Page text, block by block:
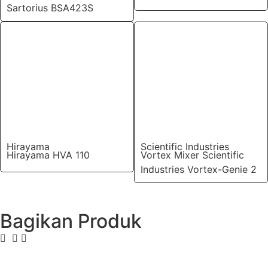
Sartorius BSA423S
Hirayama
Hirayama HVA 110
Scientific Industries
Vortex Mixer Scientific
Industries Vortex-Genie 2
Bagikan Produk